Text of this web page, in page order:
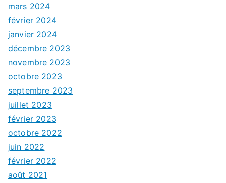
mars 2024
février 2024
janvier 2024
décembre 2023
novembre 2023
octobre 2023
septembre 2023
juillet 2023
février 2023
octobre 2022
juin 2022
février 2022
août 2021